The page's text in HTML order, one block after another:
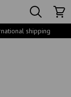
shipping